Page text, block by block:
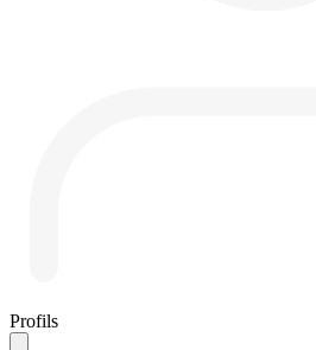
Profils